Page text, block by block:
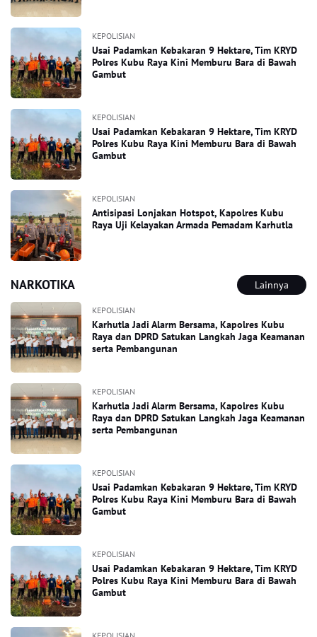
KEPOLISIAN
Usai Padamkan Kebakaran 9 Hektare, Tim KRYD
Polres Kubu Raya Kini Memburu Bara di Bawah
Gambut
KEPOLISIAN
Usai Padamkan Kebakaran 9 Hektare, Tim KRYD
Polres Kubu Raya Kini Memburu Bara di Bawah
Gambut
KEPOLISIAN
Antisipasi Lonjakan Hotspot, Kapolres Kubu
Raya Uji Kelayakan Armada Pemadam Karhutla
NARKOTIKA Lainnya
KEPOLISIAN
Karhutla Jadi Alarm Bersama, Kapolres Kubu
Raya dan DPRD Satukan Langkah Jaga Keamanan
serta Pembangunan
KEPOLISIAN
Karhutla Jadi Alarm Bersama, Kapolres Kubu
Raya dan DPRD Satukan Langkah Jaga Keamanan
serta Pembangunan
KEPOLISIAN
Usai Padamkan Kebakaran 9 Hektare, Tim KRYD
Polres Kubu Raya Kini Memburu Bara di Bawah
Gambut
KEPOLISIAN
Usai Padamkan Kebakaran 9 Hektare, Tim KRYD
Polres Kubu Raya Kini Memburu Bara di Bawah
Gambut